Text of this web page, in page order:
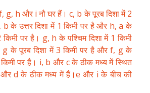
g, h और i नौ घर हैं। c, b के पूरब दिशा में 2
b के उत्तर दिशा में 1 किमी पर है और h, a के
किमी पर है। g, h के पश्चिम दिशा में 1 किमी
के पूरब दिशा में 3 किमी पर है और f, g के
किमी पर है। i, b और c के ठीक मध्य में स्थित
d के ठीक मध्य में हैं।e और i के बीच की